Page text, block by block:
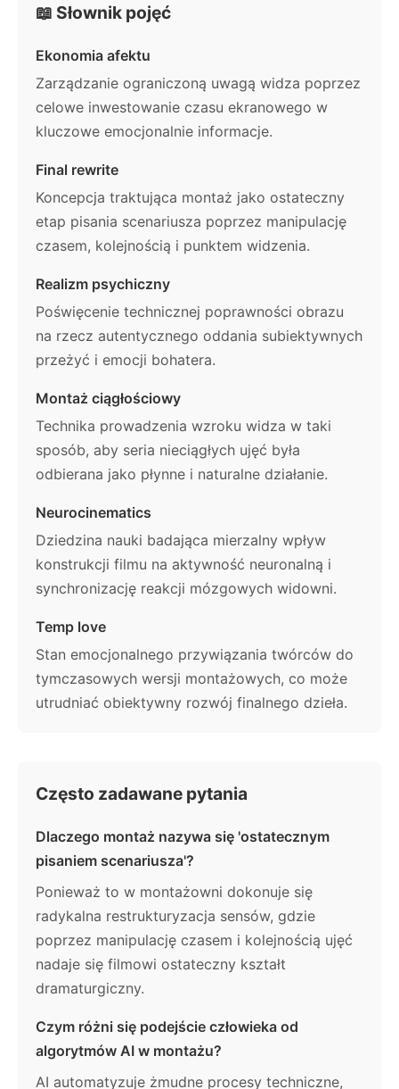
📖 Słownik pojęć
Ekonomia afektu
Zarządzanie ograniczoną uwagą widza poprzez
celowe inwestowanie czasu ekranowego w
kluczowe emocjonalnie informacje.
Final rewrite
Koncepcja traktująca montaż jako ostateczny
etap pisania scenariusza poprzez manipulację
czasem, kolejnością i punktem widzenia.
Realizm psychiczny
Poświęcenie technicznej poprawności obrazu
na rzecz autentycznego oddania subiektywnych
przeżyć i emocji bohatera.
Montaż ciągłościowy
Technika prowadzenia wzroku widza w taki
sposób, aby seria nieciągłych ujęć była
odbierana jako płynne i naturalne działanie.
Neurocinematics
Dziedzina nauki badająca mierzalny wpływ
konstrukcji filmu na aktywność neuronalną i
synchronizację reakcji mózgowych widowni.
Temp love
Stan emocjonalnego przywiązania twórców do
tymczasowych wersji montażowych, co może
utrudniać obiektywny rozwój finalnego dzieła.
Często zadawane pytania
Dlaczego montaż nazywa się 'ostatecznym
pisaniem scenariusza'?
Ponieważ to w montażowni dokonuje się
radykalna restrukturyzacja sensów, gdzie
poprzez manipulację czasem i kolejnością ujęć
nadaje się filmowi ostateczny kształt
dramaturgiczny.
Czym różni się podejście człowieka od
algorytmów AI w montażu?
AI automatyzuje żmudne procesy techniczne,